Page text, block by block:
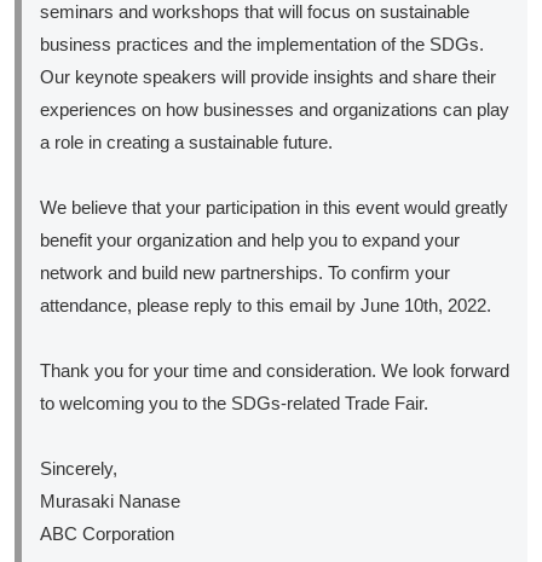
seminars and workshops that will focus on sustainable
business practices and the implementation of the SDGs.
Our keynote speakers will provide insights and share their
experiences on how businesses and organizations can play
a role in creating a sustainable future.
We believe that your participation in this event would greatly
benefit your organization and help you to expand your
network and build new partnerships. To confirm your
attendance, please reply to this email by June 10th, 2022.
Thank you for your time and consideration. We look forward
to welcoming you to the SDGs-related Trade Fair.
Sincerely,
Murasaki Nanase
ABC Corporation